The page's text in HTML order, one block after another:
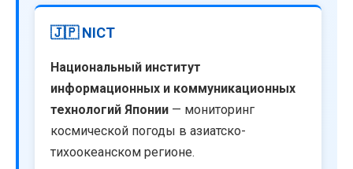
🇯🇵 NICT
Национальный институт
информационных и коммуникационных
технологий Японии — мониторинг
космической погоды в азиатско-
тихоокеанском регионе.